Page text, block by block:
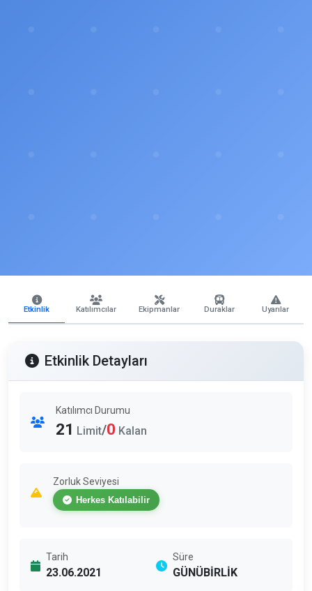
Etkinlik Katılımcılar Ekipmanlar Duraklar Uyarılar
Etkinlik Detayları
Katılımcı Durumu
21 Limit/0 Kalan
Zorluk Seviyesi
Herkes Katılabilir
Tarih
23.06.2021
Süre
GÜNÜBİRLİK